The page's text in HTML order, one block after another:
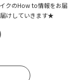
クのHow to情報をお届
けしていきます★